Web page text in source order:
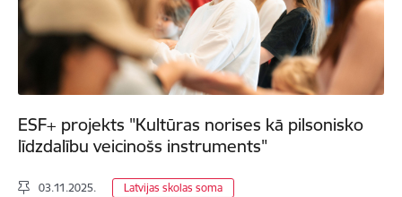
ESF+ projekts "Kultūras norises kā pilsonisko
līdzdalību veicinošs instruments"
03.11.2025.
Latvijas skolas soma